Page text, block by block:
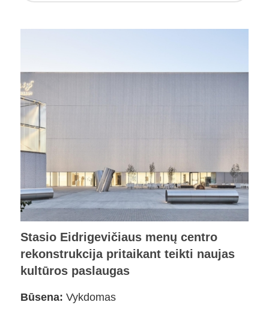
Stasio Eidrigevičiaus menų centro
rekonstrukcija pritaikant teikti naujas
kultūros paslaugas
Būsena: Vykdomas